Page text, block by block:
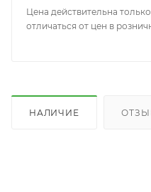
Цена действительна
отличаться от цен в
НАЛИЧИЕ